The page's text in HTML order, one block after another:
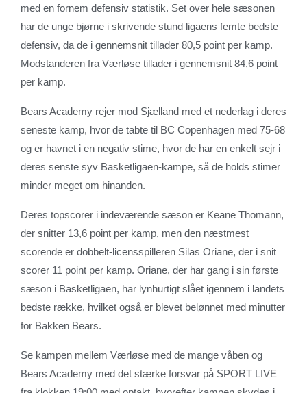
med en fornem defensiv statistik. Set over hele sæsonen
har de unge bjørne i skrivende stund ligaens femte bedste
defensiv, da de i gennemsnit tillader 80,5 point per kamp.
Modstanderen fra Værløse tillader i gennemsnit 84,6 point
per kamp.
Bears Academy rejer mod Sjælland med et nederlag i deres
seneste kamp, hvor de tabte til BC Copenhagen med 75-68
og er havnet i en negativ stime, hvor de har en enkelt sejr i
deres senste syv Basketligaen-kampe, så de holds stimer
minder meget om hinanden.
Deres topscorer i indeværende sæson er Keane Thomann,
der snitter 13,6 point per kamp, men den næstmest
scorende er dobbelt-licensspilleren Silas Oriane, der i snit
scorer 11 point per kamp. Oriane, der har gang i sin første
sæson i Basketligaen, har lynhurtigt slået igennem i landets
bedste række, hvilket også er blevet belønnet med minutter
for Bakken Bears.
Se kampen mellem Værløse med de mange våben og
Bears Academy med det stærke forsvar på SPORT LIVE